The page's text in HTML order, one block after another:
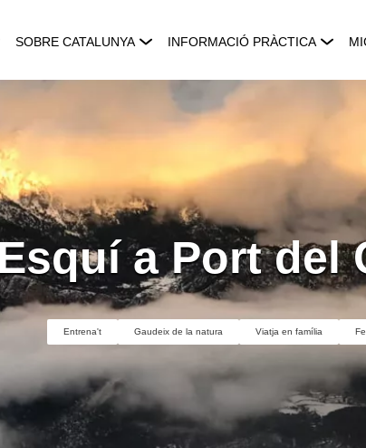
SOBRE CATALUNYA INFORMACIÓ PRÀCTICA
a Port del
Entrena't Gaudeix de la natura Viatja en família